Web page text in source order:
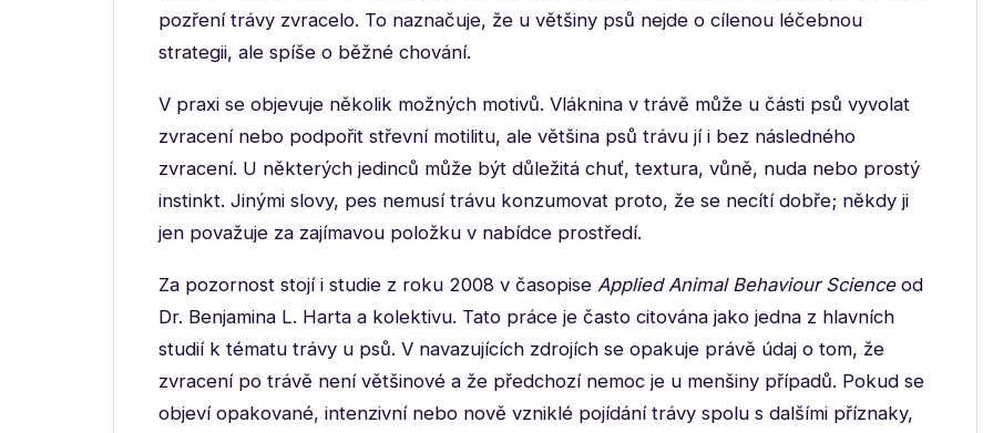
pozření trávy zvracelo. To naznačuje, že u většiny psů nejde o cílenou léčebnou
strategii, ale spíše o běžné chování.
V praxi se objevuje několik možných motivů. Vláknina v trávě může u části psů vyvolat
zvracení nebo podpořit střevní motilitu, ale většina psů trávu jí i bez následného
zvracení. U některých jedinců může být důležitá chuť, textura, vůně, nuda nebo prostý
instinkt. Jinými slovy, pes nemusí trávu konzumovat proto, že se necítí dobře; někdy ji
jen považuje za zajímavou položku v nabídce prostředí.
Za pozornost stojí i studie z roku 2008 v časopise Applied Animal Behaviour Scienceod
Dr. Benjamina L. Harta a kolektivu. Tato práce je často citována jako jedna z hlavních
studií k tématu trávy u psů. V navazujících zdrojích se opakuje právě údaj o tom, že
zvracení po trávě není většinové a že předchozí nemoc je u menšiny případů. Pokud se
objeví opakované, intenzivní nebo nově vzniklé pojídání trávy spolu s dalšími příznaky,